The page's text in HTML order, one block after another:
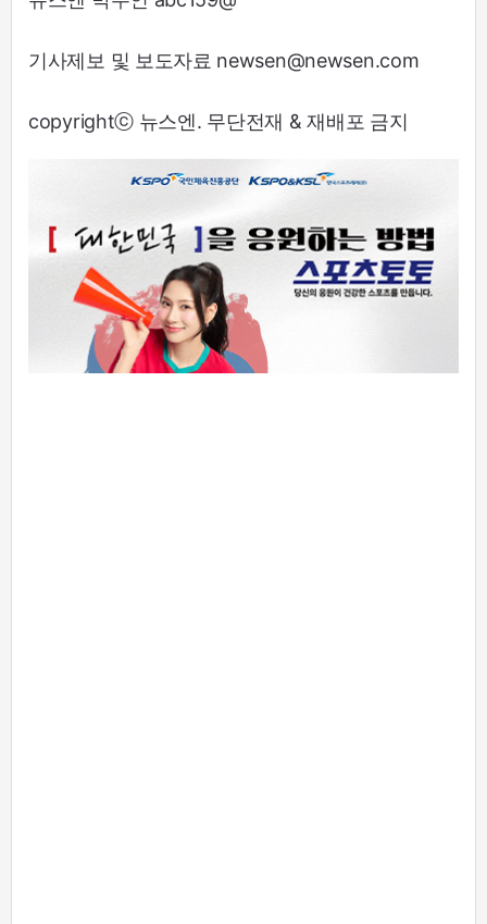
기사제보 및 보도자료 newsen@newsen.com
copyrightⓒ 뉴스엔. 무단전재 & 재배포 금지